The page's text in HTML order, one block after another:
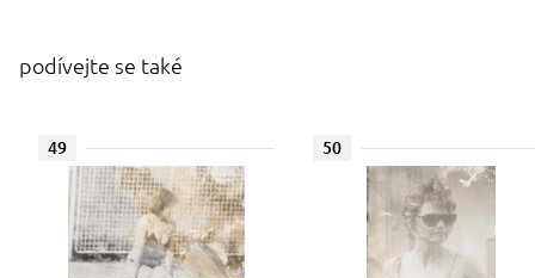
podívejte se také
49 50